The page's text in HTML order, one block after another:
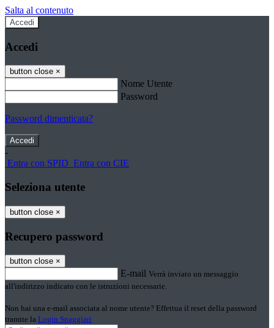
Salta al contenuto
Accedi
Accedi
button close ×
Nome Utente
Password
Password dimenticata?
-
Entra con SPID Entra con CIE
Seleziona utente
button close ×
Recupero password
button close ×
E-mail Verrà inviato un messaggio
all'indirizzo indicato con le istruzioni necessarie.
Non hai una e-mail associata al nome utente? Effettua il reset della password
tramite la Login Spaggiari